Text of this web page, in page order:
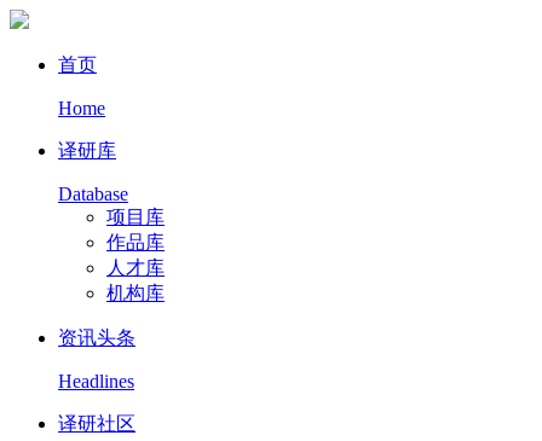
首页
Home
译研库
Database
项目库
作品库
人才库
机构库
资讯头条
Headlines
译研社区